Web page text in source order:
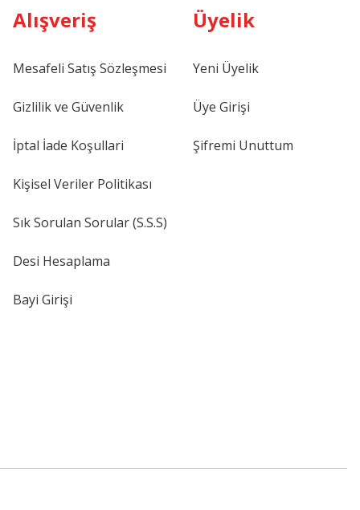
Alışveriş
Mesafeli Satış Sözleşmesi
Gizlilik ve Güvenlik
İptal İade Koşullari
Kişisel Veriler Politikası
Sık Sorulan Sorular (S.S.S)
Desi Hesaplama
Bayi Girişi
Üyelik
Yeni Üyelik
Üye Girişi
Şifremi Unuttum